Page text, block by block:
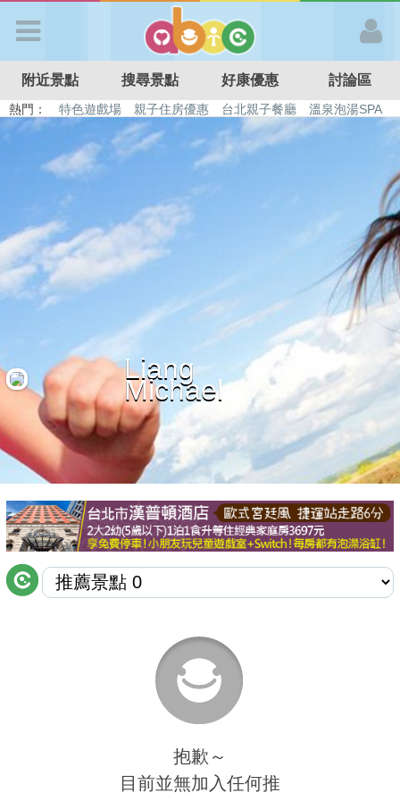
APP登入
首 頁
搜尋景點
好康優惠
最新留言
商家合作
推薦景點
討論區
聯絡我們
附近景點 搜尋景點 好康優惠 討論區
熱門： 特色遊戲場 親子住房優惠 台北親子餐廳
溫泉泡湯SPA
溜滑梯民宿
觀光工廠 日本親子景點
Liang
Michael
抱歉～
目前並無加入任何推